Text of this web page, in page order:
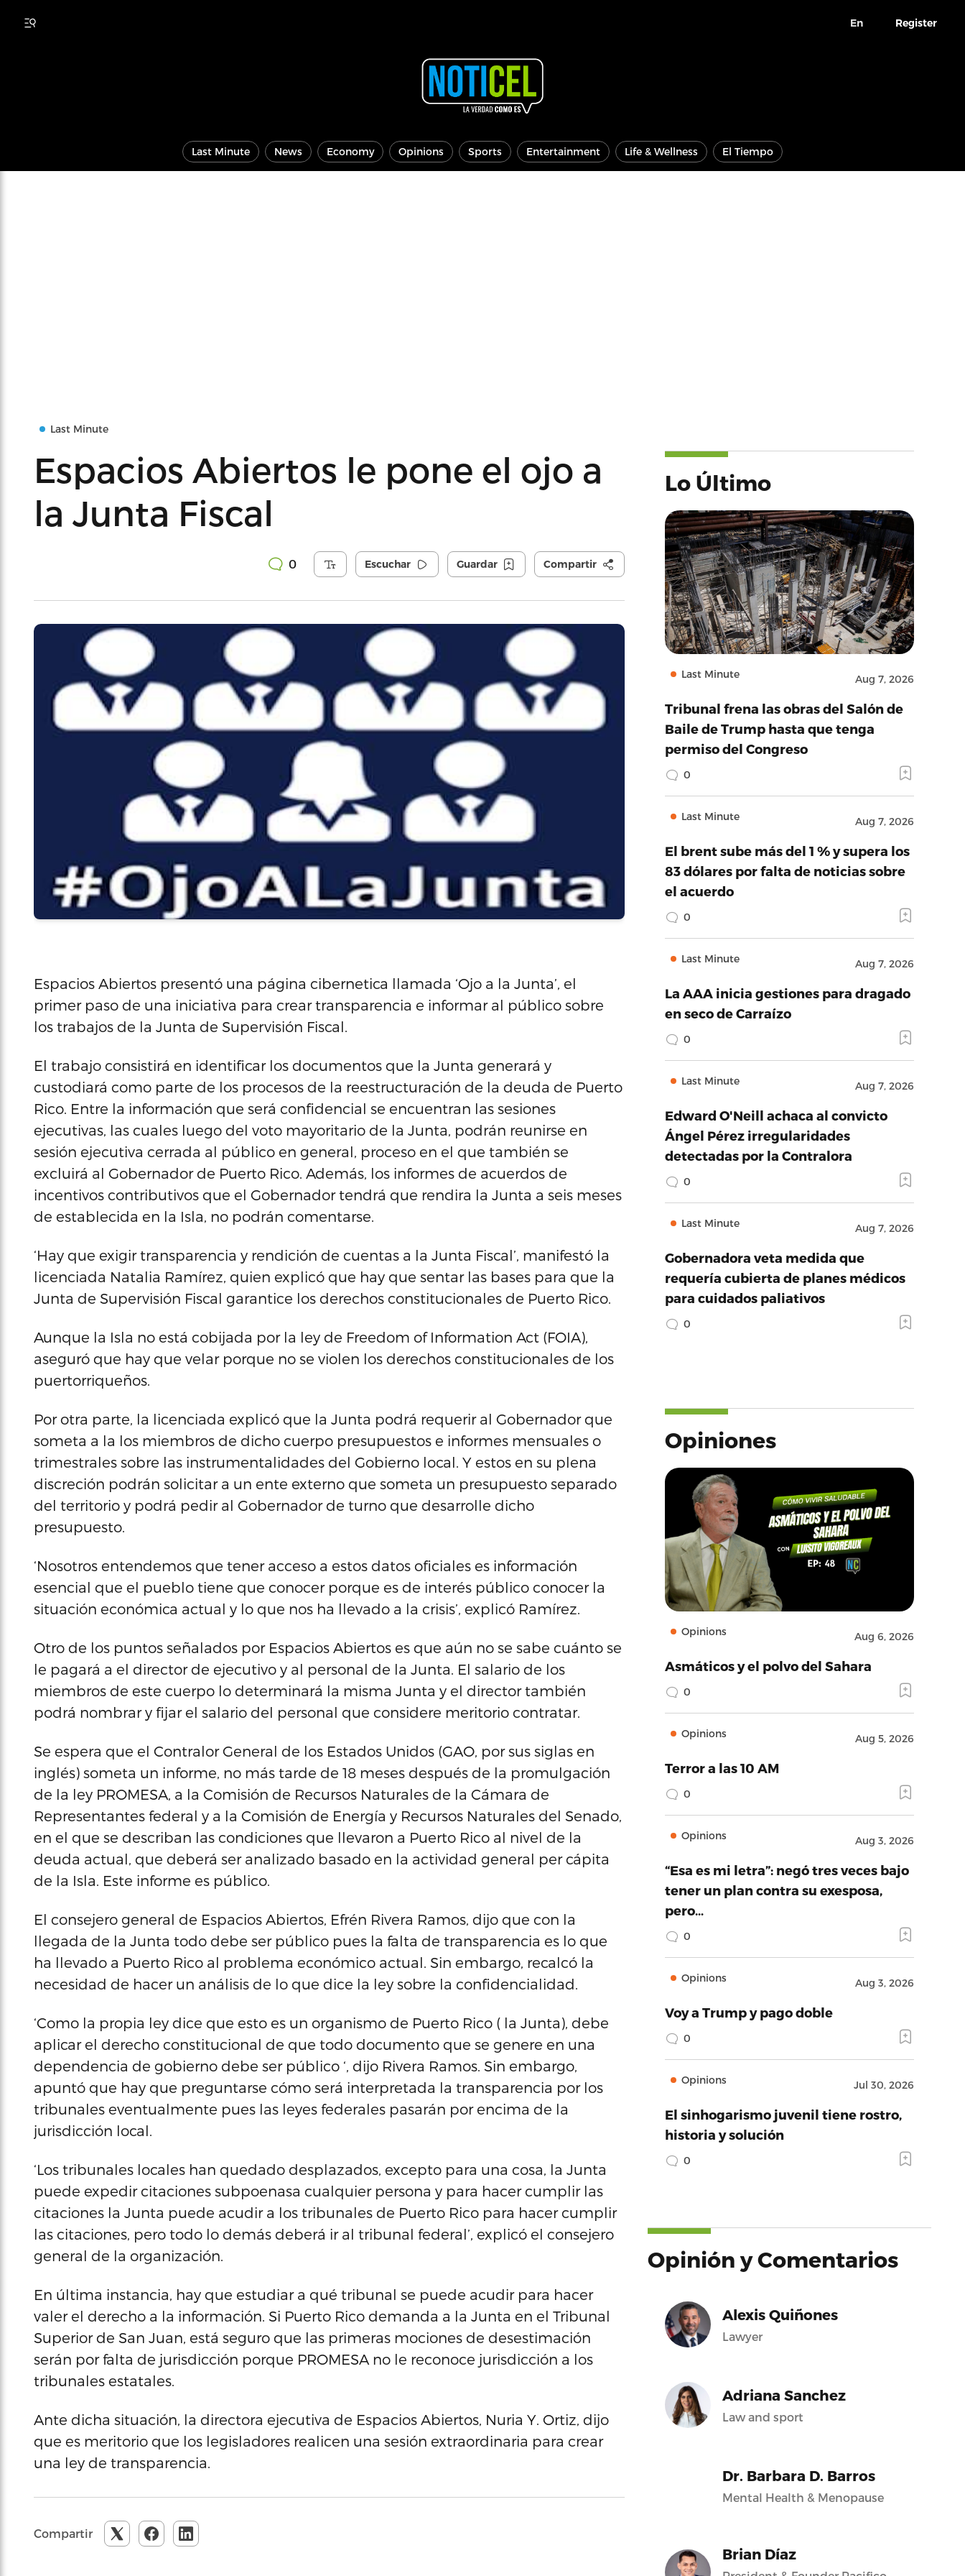
En Register
Last Minute News Economy Opinions Sports Entertainment Life & Wellness El Tiempo
Last Minute
Espacios Abiertos le pone el ojo a
la Junta Fiscal
0 Escuchar Guardar Compartir
Espacios Abiertos presentó una página cibernetica llamada ‘Ojo a la Junta’, el
primer paso de una iniciativa para crear transparencia e informar al público sobre
los trabajos de la Junta de Supervisión Fiscal.
El trabajo consistirá en identificar los documentos que la Junta generará y
custodiará como parte de los procesos de la reestructuración de la deuda de Puerto
Rico. Entre la información que será confidencial se encuentran las sesiones
ejecutivas, las cuales luego del voto mayoritario de la Junta, podrán reunirse en
sesión ejecutiva cerrada al público en general, proceso en el que también se
excluirá al Gobernador de Puerto Rico. Además, los informes de acuerdos de
incentivos contributivos que el Gobernador tendrá que rendira la Junta a seis meses
de establecida en la Isla, no podrán comentarse.
‘Hay que exigir transparencia y rendición de cuentas a la Junta Fiscal’, manifestó la
licenciada Natalia Ramírez, quien explicó que hay que sentar las bases para que la
Junta de Supervisión Fiscal garantice los derechos constitucionales de Puerto Rico.
Aunque la Isla no está cobijada por la ley de Freedom of Information Act (FOIA),
aseguró que hay que velar porque no se violen los derechos constitucionales de los
puertorriqueños.
Por otra parte, la licenciada explicó que la Junta podrá requerir al Gobernador que
someta a la los miembros de dicho cuerpo presupuestos e informes mensuales o
trimestrales sobre las instrumentalidades del Gobierno local. Y estos en su plena
discreción podrán solicitar a un ente externo que someta un presupuesto separado
del territorio y podrá pedir al Gobernador de turno que desarrolle dicho
presupuesto.
‘Nosotros entendemos que tener acceso a estos datos oficiales es información
esencial que el pueblo tiene que conocer porque es de interés público conocer la
situación económica actual y lo que nos ha llevado a la crisis’, explicó Ramírez.
Otro de los puntos señalados por Espacios Abiertos es que aún no se sabe cuánto se
le pagará a el director de ejecutivo y al personal de la Junta. El salario de los
miembros de este cuerpo lo determinará la misma Junta y el director también
podrá nombrar y fijar el salario del personal que considere meritorio contratar.
Se espera que el Contralor General de los Estados Unidos (GAO, por sus siglas en
inglés) someta un informe, no más tarde de 18 meses después de la promulgación
de la ley PROMESA, a la Comisión de Recursos Naturales de la Cámara de
Representantes federal y a la Comisión de Energía y Recursos Naturales del Senado,
en el que se describan las condiciones que llevaron a Puerto Rico al nivel de la
deuda actual, que deberá ser analizado basado en la actividad general per cápita
de la Isla. Este informe es público.
El consejero general de Espacios Abiertos, Efrén Rivera Ramos, dijo que con la
llegada de la Junta todo debe ser público pues la falta de transparencia es lo que
ha llevado a Puerto Rico al problema económico actual. Sin embargo, recalcó la
necesidad de hacer un análisis de lo que dice la ley sobre la confidencialidad.
‘Como la propia ley dice que esto es un organismo de Puerto Rico ( la Junta), debe
aplicar el derecho constitucional de que todo documento que se genere en una
dependencia de gobierno debe ser público ‘, dijo Rivera Ramos. Sin embargo,
apuntó que hay que preguntarse cómo será interpretada la transparencia por los
tribunales eventualmente pues las leyes federales pasarán por encima de la
jurisdicción local.
‘Los tribunales locales han quedado desplazados, excepto para una cosa, la Junta
puede expedir citaciones subpoenasa cualquier persona y para hacer cumplir las
citaciones la Junta puede acudir a los tribunales de Puerto Rico para hacer cumplir
las citaciones, pero todo lo demás deberá ir al tribunal federal’, explicó el consejero
general de la organización.
En última instancia, hay que estudiar a qué tribunal se puede acudir para hacer
valer el derecho a la información. Si Puerto Rico demanda a la Junta en el Tribunal
Superior de San Juan, está seguro que las primeras mociones de desestimación
serán por falta de jurisdicción porque PROMESA no le reconoce jurisdicción a los
tribunales estatales.
Ante dicha situación, la directora ejecutiva de Espacios Abiertos, Nuria Y. Ortiz, dijo
que es meritorio que los legisladores realicen una sesión extraordinaria para crear
una ley de transparencia.
Compartir
Lo Último
Last Minute Aug 7, 2026
Tribunal frena las obras del Salón de
Baile de Trump hasta que tenga
permiso del Congreso
0
Last Minute Aug 7, 2026
El brent sube más del 1 % y supera los
83 dólares por falta de noticias sobre
el acuerdo
0
Last Minute Aug 7, 2026
La AAA inicia gestiones para dragado
en seco de Carraízo
0
Last Minute Aug 7, 2026
Edward O'Neill achaca al convicto
Ángel Pérez irregularidades
detectadas por la Contralora
0
Last Minute Aug 7, 2026
Gobernadora veta medida que
requería cubierta de planes médicos
para cuidados paliativos
0
Opiniones
Opinions Aug 6, 2026
Asmáticos y el polvo del Sahara
0
Opinions Aug 5, 2026
Terror a las 10 AM
0
Opinions Aug 3, 2026
“Esa es mi letra”: negó tres veces bajo
tener un plan contra su exesposa,
pero…
0
Opinions Aug 3, 2026
Voy a Trump y pago doble
0
Opinions Jul 30, 2026
El sinhogarismo juvenil tiene rostro,
historia y solución
0
Opinión y Comentarios
Alexis Quiñones
Lawyer
Adriana Sanchez
Law and sport
Dr. Barbara D. Barros
Mental Health & Menopause
Brian Díaz